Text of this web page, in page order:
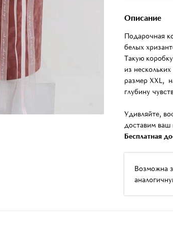
Описание
Подарочная
белых
Такую
из
размер XXL,
глубину
Удивляйте,
доставим ваш
Бесплатная
Возможна